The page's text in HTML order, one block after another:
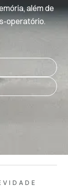
além de
operatório.